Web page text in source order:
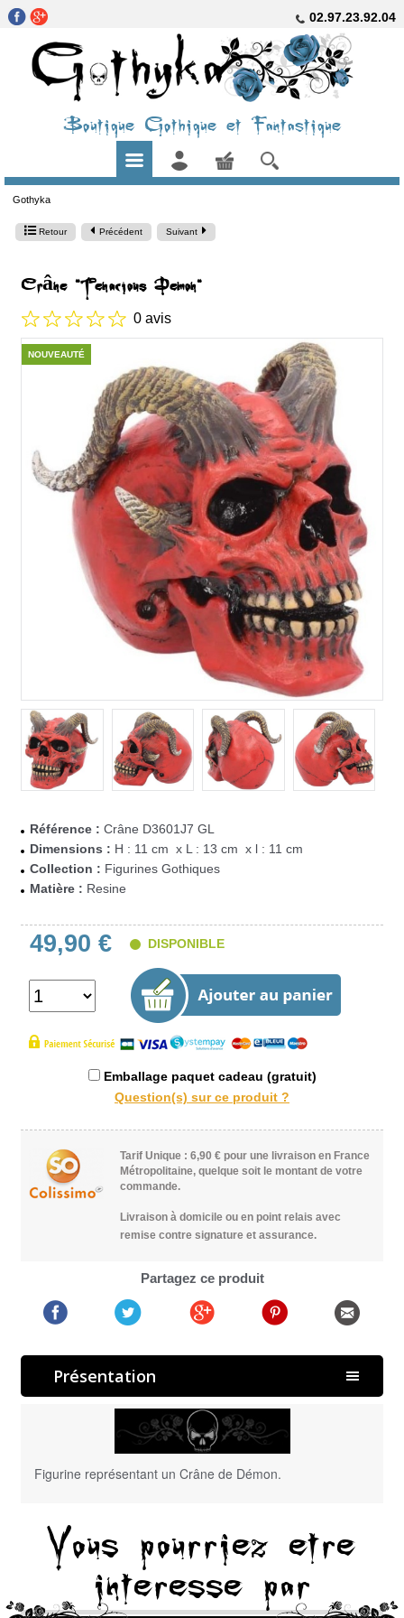
02.97.23.92.04
Boutique Gothique et Fantastique
Gothyka
Retour Précédent Suivant
Crâne "Tenacious Demon"
0 avis
NOUVEAUTÉ
Référence : Crâne D3601J7 GL
Dimensions : H : 11 cm x L : 13 cm x l : 11 cm
Collection : Figurines Gothiques
Matière : Resine
49,90 € DISPONIBLE
Emballage paquet cadeau (gratuit)
Tarif Unique : 6,90 € pour une livraison en France
Métropolitaine, quelque soit le montant de votre
commande.
Livraison à domicile ou en point relais avec
remise contre signature et assurance.
Partagez ce produit
Présentation
Figurine représentant un Crâne de Démon.
Vous pourriez etre
interesse par